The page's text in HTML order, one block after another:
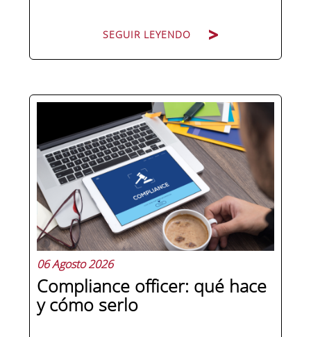
SEGUIR LEYENDO
Hay personas que ocupan puestos de
dirección y hay personas que lideran.
La diferencia no está en el cargo ni en
la antigüedad, sino en un conjunto de
competencias que se pueden
aprender, practicar y medir. Si te
preguntas qué separa a un directivo...
06 Agosto 2026
Compliance officer: qué hace
y cómo serlo